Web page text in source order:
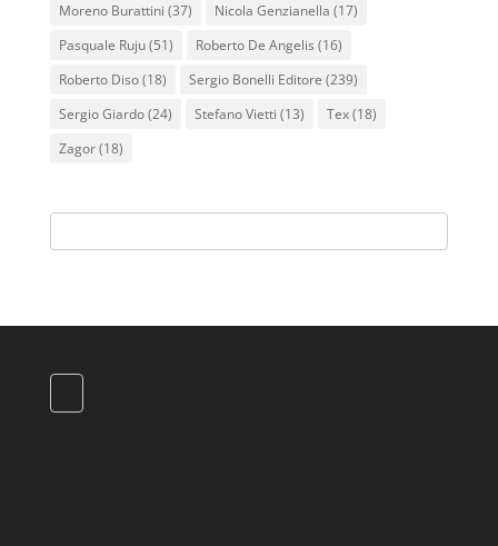
Moreno Burattini (37) Nicola Genzianella (17)
Pasquale Ruju(51) Roberto De Angelis (16)
Roberto Diso(18) Sergio Bonelli Editore (239)
Sergio Giardo(24) Stefano Vietti (13) Tex(18)
Zagor(18)